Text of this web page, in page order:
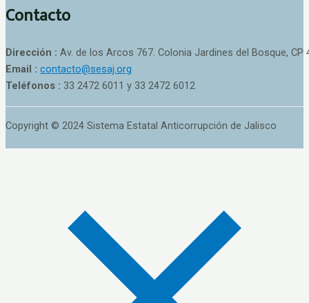
Contacto
Dirección : Av. de los Arcos 767. Colonia Jardines del Bosque, CP
Email : contacto@sesaj.org
Teléfonos : 33 2472 6011 y 33 2472 6012
Copyright © 2024 Sistema Estatal Anticorrupción de Jalisco